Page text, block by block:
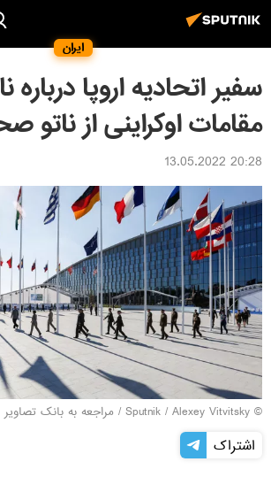
ایران
سفیر اتحادیه اروپا درباره
مقامات اوکراینی از ناتو
20:28 13.05.2022
© Sputnik / Alexey Vitvitsky
/ مراجعه به بانک تصاویر
اشتراک